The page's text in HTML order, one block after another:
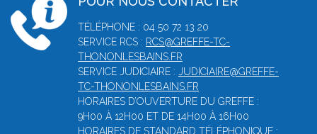
TÉLÉPHONE : 04 50 72 13 20
SERVICE RCS : RCS@GREFFE-TC-
THONONLESBAINS.FR
SERVICE JUDICIAIRE : JUDICIAIRE@GREFFE-
TC-THONONLESBAINS.FR
HORAIRES D’OUVERTURE DU GREFFE :
9H00 À 12H00 ET DE 14H00 À 16H00
HORAIRES DE STANDARD TÉLÉPHONIQUE :